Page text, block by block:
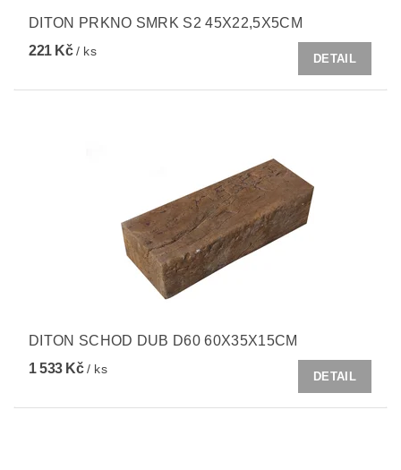
DITON PRKNO SMRK S2 45X22,5X5CM
221 Kč/ ks
DETAIL
DITON SCHOD DUB D60 60X35X15CM
1 533 Kč/ ks
DETAIL